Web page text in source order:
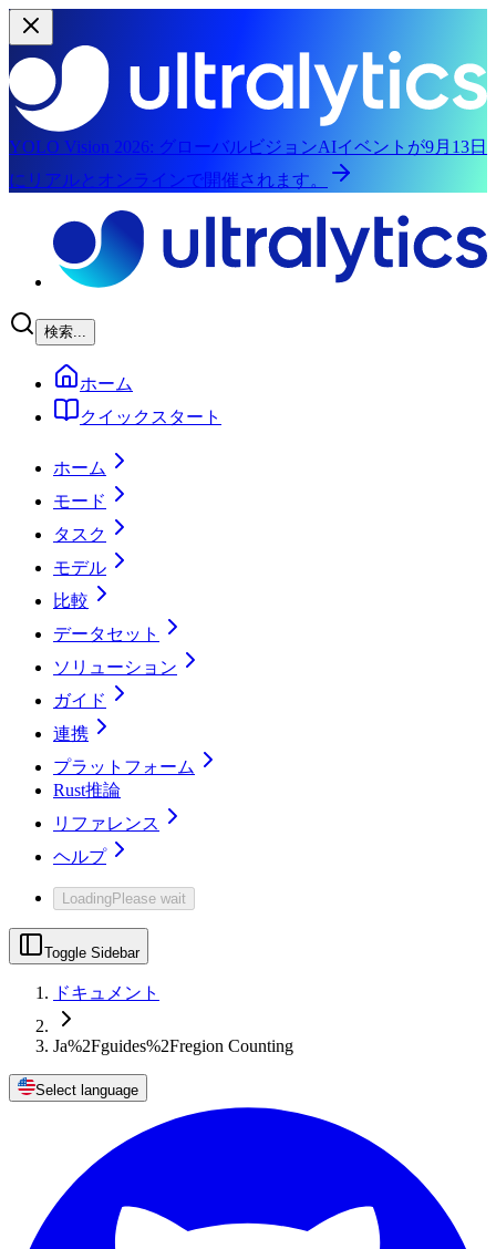
YOLO Vision 2026: グローバルビジョンAIイベントが9月13日
にリアルとオンラインで開催されます。
検索...
ホーム
クイックスタート
ホーム
モード
タスク
モデル
比較
データセット
ソリューション
ガイド
連携
プラットフォーム
Rust推論
リファレンス
ヘルプ
LoadingPlease wait
Toggle Sidebar
ドキュメント
Ja%2Fguides%2Fregion Counting
Select language